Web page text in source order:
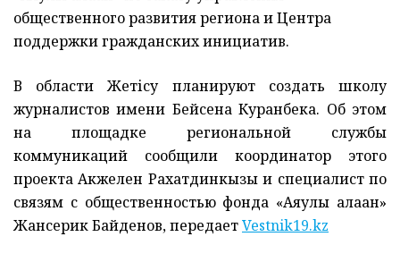
общественного развития региона и Центра
поддержки гражданских инициатив.
В области Жетісу планируют создать школу
журналистов имени Бейсена Куранбека. Об этом
на площадке региональной службы
коммуникаций сообщили координатор этого
проекта Акжелен Рахатдинкызы и специалист по
связям с общественностью фонда «Аяулы алақан»
Жансерик Байденов, передаетVestnik19.kz